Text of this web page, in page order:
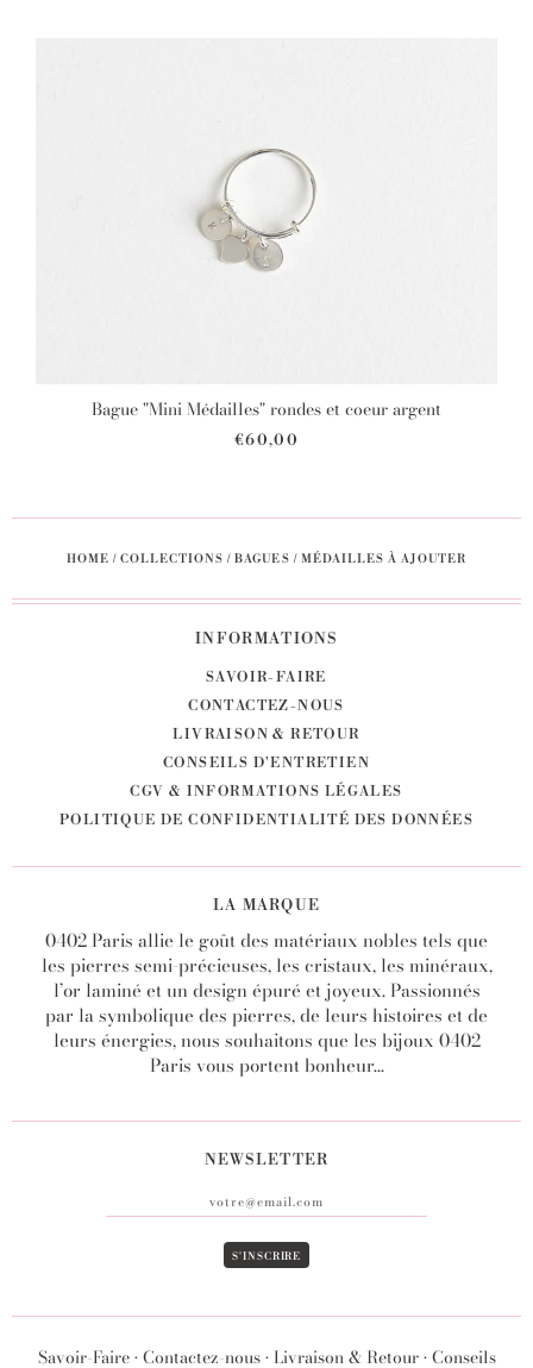
Bague "Mini Médailles" rondes et coeur argent
€60,00
HOME / COLLECTIONS / BAGUES / MÉDAILLES À AJOUTER
INFORMATIONS
SAVOIR-FAIRE
CONTACTEZ-NOUS
LIVRAISON & RETOUR
CONSEILS D'ENTRETIEN
CGV & INFORMATIONS LÉGALES
POLITIQUE DE CONFIDENTIALITÉ DES DONNÉES
LA MARQUE
0402 Paris allie le goût des matériaux nobles tels que
les pierres semi-précieuses, les cristaux, les minéraux,
l’or laminé et un design épuré et joyeux. Passionnés
par la symbolique des pierres, de leurs histoires et de
leurs énergies, nous souhaitons que les bijoux 0402
Paris vous portent bonheur...
NEWSLETTER
Savoir-Faire•Contactez-nous•Livraison & Retour•Conseils